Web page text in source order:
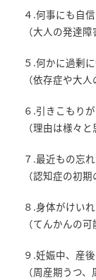
４.何事にも自
（大人の発達障
５.何かに過剰
（依存症や大
６.引きこもり
（理由は様々と
７.最近もの忘
（認知症の初
８.身体がけい
（てんかんの
９.妊娠中、産
（周産期うつ